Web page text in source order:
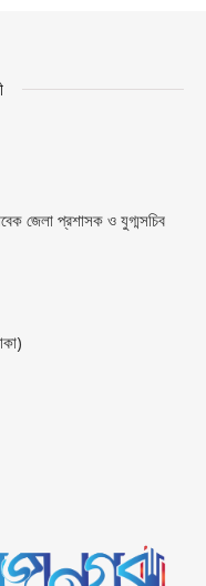
জেলা প্রশাসক ও যুগ্মসচিব